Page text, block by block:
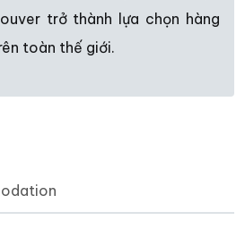
trở thành lựa chọn hàng
toàn thế giới.